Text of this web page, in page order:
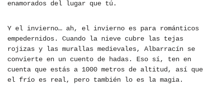
enamorados del lugar que tú.
Y el invierno… ah, el invierno es para románticos
empedernidos. Cuando la nieve cubre las tejas
rojizas y las murallas medievales, Albarracín se
convierte en un cuento de hadas. Eso sí, ten en
cuenta que estás a 1000 metros de altitud, así que
el frío es real, pero también lo es la magia.